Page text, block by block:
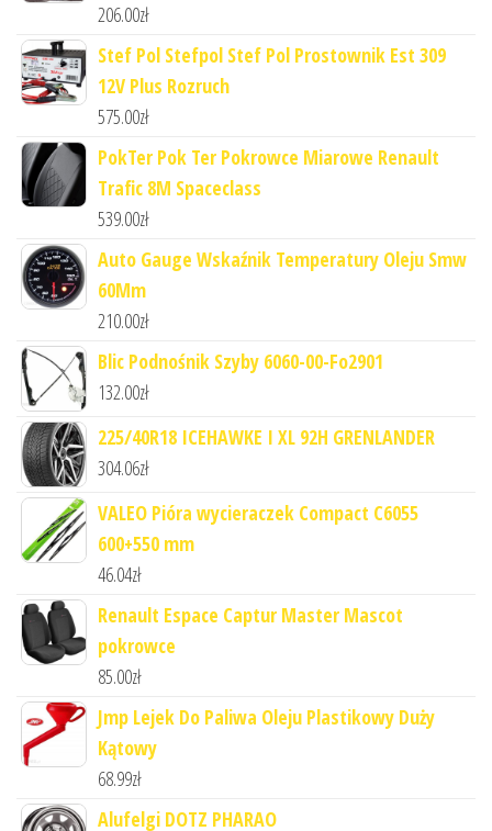
206.00zł
Stef Pol Stefpol Stef Pol Prostownik Est 309
12V Plus Rozruch
575.00zł
PokTer Pok Ter Pokrowce Miarowe Renault
Trafic 8M Spaceclass
539.00zł
Auto Gauge Wskaźnik Temperatury Oleju Smw
60Mm
210.00zł
Blic Podnośnik Szyby 6060-00-Fo2901
132.00zł
225/40R18 ICEHAWKE I XL 92H GRENLANDER
304.06zł
VALEO Pióra wycieraczek Compact C6055
600+550 mm
46.04zł
Renault Espace Captur Master Mascot
pokrowce
85.00zł
Jmp Lejek Do Paliwa Oleju Plastikowy Duży
Kątowy
68.99zł
Alufelgi DOTZ PHARAO